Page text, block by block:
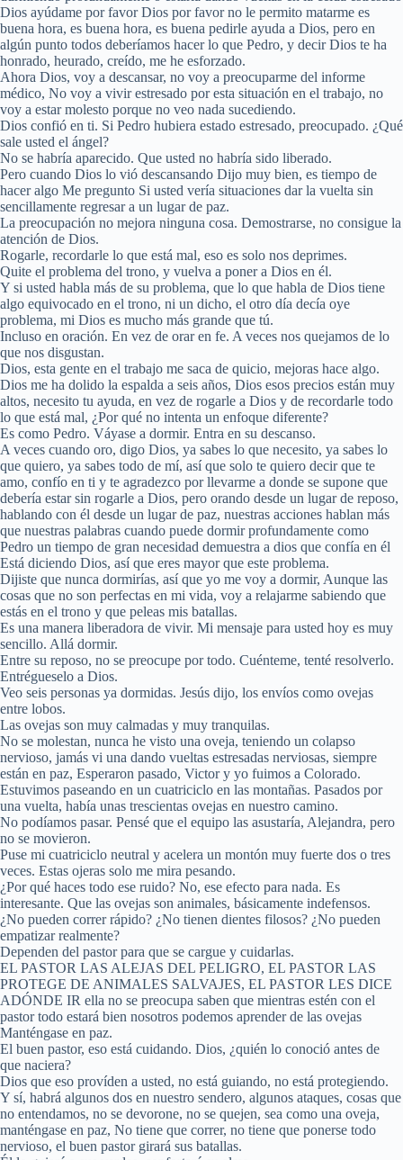
Dios ayúdame por favor Dios por favor no le permito matarme es
buena hora, es buena hora, es buena pedirle ayuda a Dios, pero en
algún punto todos deberíamos hacer lo que Pedro, y decir Dios te ha
honrado, heurado, creído, me he esforzado.
Ahora Dios, voy a descansar, no voy a preocuparme del informe
médico, No voy a vivir estresado por esta situación en el trabajo, no
voy a estar molesto porque no veo nada sucediendo.
Dios confió en ti. Si Pedro hubiera estado estresado, preocupado. ¿Qué
sale usted el ángel?
No se habría aparecido. Que usted no habría sido liberado.
Pero cuando Dios lo vió descansando Dijo muy bien, es tiempo de
hacer algo Me pregunto Si usted vería situaciones dar la vuelta sin
sencillamente regresar a un lugar de paz.
La preocupación no mejora ninguna cosa. Demostrarse, no consigue la
atención de Dios.
Rogarle, recordarle lo que está mal, eso es solo nos deprimes.
Quite el problema del trono, y vuelva a poner a Dios en él.
Y si usted habla más de su problema, que lo que habla de Dios tiene
algo equivocado en el trono, ni un dicho, el otro día decía oye
problema, mi Dios es mucho más grande que tú.
Incluso en oración. En vez de orar en fe. A veces nos quejamos de lo
que nos disgustan.
Dios, esta gente en el trabajo me saca de quicio, mejoras hace algo.
Dios me ha dolido la espalda a seis años, Dios esos precios están muy
altos, necesito tu ayuda, en vez de rogarle a Dios y de recordarle todo
lo que está mal, ¿Por qué no intenta un enfoque diferente?
Es como Pedro. Váyase a dormir. Entra en su descanso.
A veces cuando oro, digo Dios, ya sabes lo que necesito, ya sabes lo
que quiero, ya sabes todo de mí, así que solo te quiero decir que te
amo, confío en ti y te agradezco por llevarme a donde se supone que
debería estar sin rogarle a Dios, pero orando desde un lugar de reposo,
hablando con él desde un lugar de paz, nuestras acciones hablan más
que nuestras palabras cuando puede dormir profundamente como
Pedro un tiempo de gran necesidad demuestra a dios que confía en él
Está diciendo Dios, así que eres mayor que este problema.
Dijiste que nunca dormirías, así que yo me voy a dormir, Aunque las
cosas que no son perfectas en mi vida, voy a relajarme sabiendo que
estás en el trono y que peleas mis batallas.
Es una manera liberadora de vivir. Mi mensaje para usted hoy es muy
sencillo. Allá dormir.
Entre su reposo, no se preocupe por todo. Cuénteme, tenté resolverlo.
Entrégueselo a Dios.
Veo seis personas ya dormidas. Jesús dijo, los envíos como ovejas
entre lobos.
Las ovejas son muy calmadas y muy tranquilas.
No se molestan, nunca he visto una oveja, teniendo un colapso
nervioso, jamás vi una dando vueltas estresadas nerviosas, siempre
están en paz, Esperaron pasado, Victor y yo fuimos a Colorado.
Estuvimos paseando en un cuatriciclo en las montañas. Pasados por
una vuelta, había unas trescientas ovejas en nuestro camino.
No podíamos pasar. Pensé que el equipo las asustaría, Alejandra, pero
no se movieron.
Puse mi cuatriciclo neutral y acelera un montón muy fuerte dos o tres
veces. Estas ojeras solo me mira pesando.
¿Por qué haces todo ese ruido? No, ese efecto para nada. Es
interesante. Que las ovejas son animales, básicamente indefensos.
¿No pueden correr rápido? ¿No tienen dientes filosos? ¿No pueden
empatizar realmente?
Dependen del pastor para que se cargue y cuidarlas.
EL PASTOR LAS ALEJAS DEL PELIGRO, EL PASTOR LAS
PROTEGE DE ANIMALES SALVAJES, EL PASTOR LES DICE
ADÓNDE IR ella no se preocupa saben que mientras estén con el
pastor todo estará bien nosotros podemos aprender de las ovejas
Manténgase en paz.
El buen pastor, eso está cuidando. Dios, ¿quién lo conoció antes de
que naciera?
Dios que eso províden a usted, no está guiando, no está protegiendo.
Y sí, habrá algunos dos en nuestro sendero, algunos ataques, cosas que
no entendamos, no se devorone, no se quejen, sea como una oveja,
manténgase en paz, No tiene que correr, no tiene que ponerse todo
nervioso, el buen pastor girará sus batallas.